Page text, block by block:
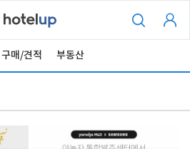
구매/견적 부동산